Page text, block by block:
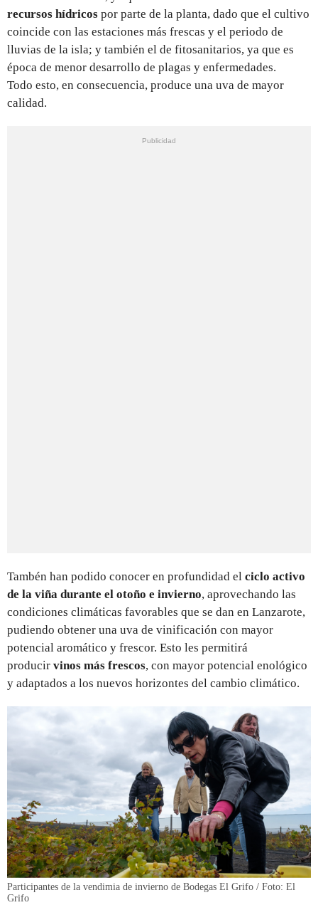
recursos hídricos por parte de la planta, dado que el cultivo
coincide con las estaciones más frescas y el periodo de
lluvias de la isla; y también el de fitosanitarios, ya que es
época de menor desarrollo de plagas y enfermedades.
Todo esto, en consecuencia, produce una uva de mayor
calidad.
Tambén han podido conocer en profundidad el ciclo activo
de la viña durante el otoño e invierno, aprovechando las
condiciones climáticas favorables que se dan en Lanzarote,
pudiendo obtener una uva de vinificación con mayor
potencial aromático y frescor. Esto les permitirá
producir vinos más frescos, con mayor potencial enológico
y adaptados a los nuevos horizontes del cambio climático.
Participantes de la vendimia de invierno de Bodegas El Grifo / Foto: El
Grifo